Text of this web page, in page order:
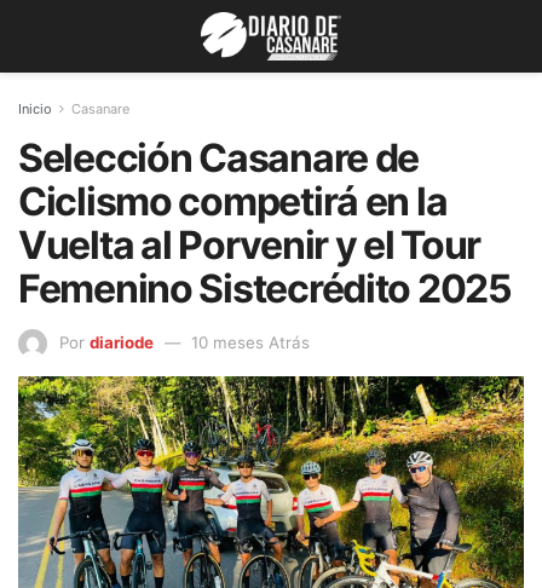
Inicio Casanare
Selección Casanare de
Ciclismo competirá en la
Vuelta al Porvenir y el Tour
Femenino Sistecrédito 2025
Por diariode 10 meses Atrás